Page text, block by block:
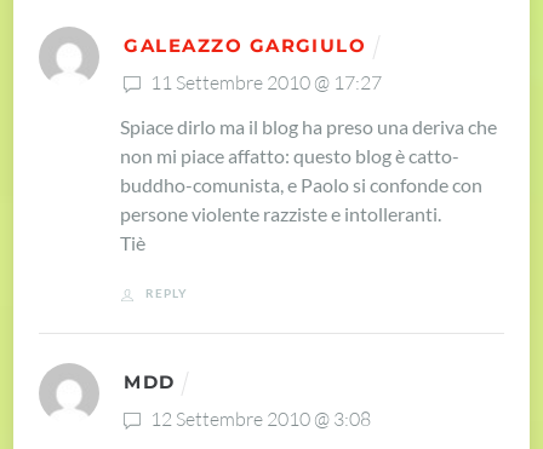
GALEAZZO GARGIULO
11 Settembre 2010 @ 17:27
Spiace dirlo ma il blog ha preso una deriva che
non mi piace affatto: questo blog è catto-
buddho-comunista, e Paolo si confonde con
persone violente razziste e intolleranti.
Tiè
REPLY
MDD
12 Settembre 2010 @ 3:08